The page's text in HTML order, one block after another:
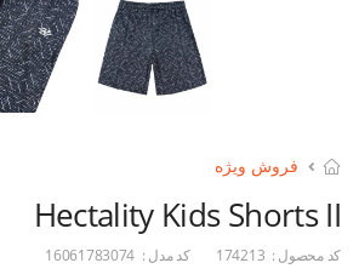
فروش ویژه
Hectality Kids Shorts II
کد محصول : 174213 کد مدل : 16061783074